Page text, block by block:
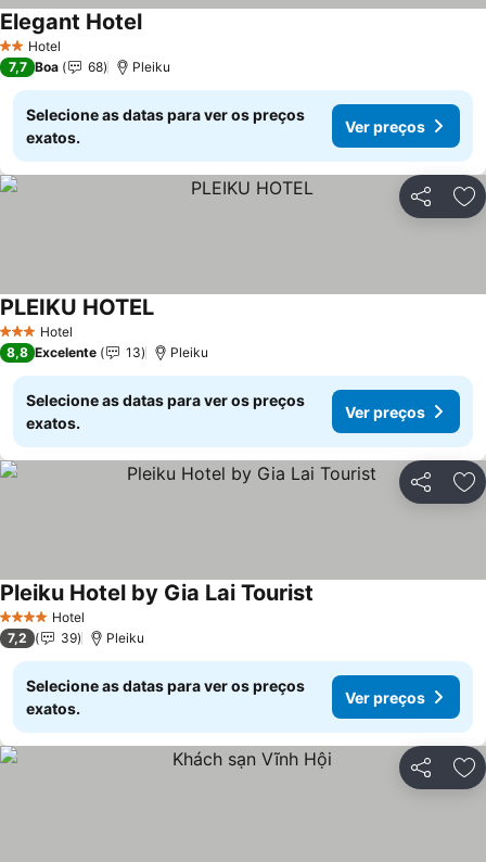
2 Estrelas
Hotel
Elegant Hotel
7,7 Boa 68 Pleiku
Selecione as datas para ver os preços
exatos.
Ver preços
Partilhar
3 EstrelasHotel
PLEIKU HOTEL
8,8 Excelente 13 Pleiku
Selecione as datas para ver os preços
exatos.
Ver preços
Partilhar
4 EstrelasHotel
Pleiku Hotel by Gia Lai Tourist
7,2 39 Pleiku
Selecione as datas para ver os preços
exatos.
Ver preços
Partilhar